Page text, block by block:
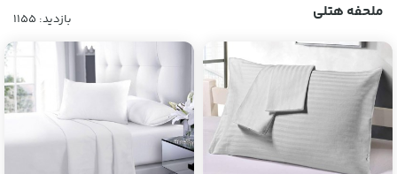
ملحفه هتلی بازدید: 1155